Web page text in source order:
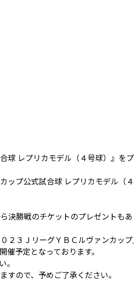
球 レプリカモデル（４号球）』を
ップ公式試合球 レプリカモデル（
決勝戦のチケットのプレゼントもあ
２３ＪリーグＹＢＣルヴァンカッ
予定となっております。
。
ので、予めご了承ください。